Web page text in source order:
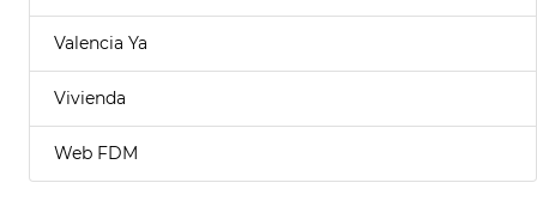
Valencia Ya
Vivienda
Web FDM